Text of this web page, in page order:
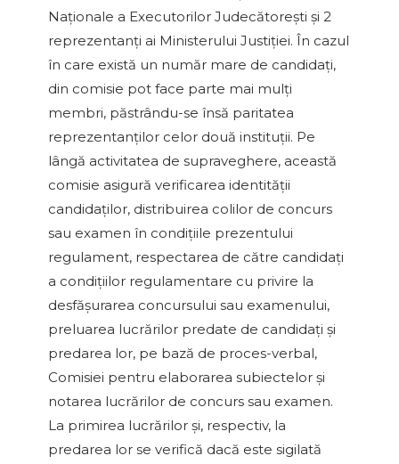
Naţionale a Executorilor Judecătoreşti şi 2
reprezentanţi ai Ministerului Justiţiei. În cazul
în care există un număr mare de candidaţi,
din comisie pot face parte mai mulţi
membri, păstrându-se însă paritatea
reprezentanţilor celor două instituţii. Pe
lângă activitatea de supraveghere, această
comisie asigură verificarea identităţii
candidaţilor, distribuirea colilor de concurs
sau examen în condiţiile prezentului
regulament, respectarea de către candidaţi
a condiţiilor regulamentare cu privire la
desfăşurarea concursului sau examenului,
preluarea lucrărilor predate de candidaţi şi
predarea lor, pe bază de proces-verbal,
Comisiei pentru elaborarea subiectelor şi
notarea lucrărilor de concurs sau examen.
La primirea lucrărilor şi, respectiv, la
predarea lor se verifică dacă este sigilată